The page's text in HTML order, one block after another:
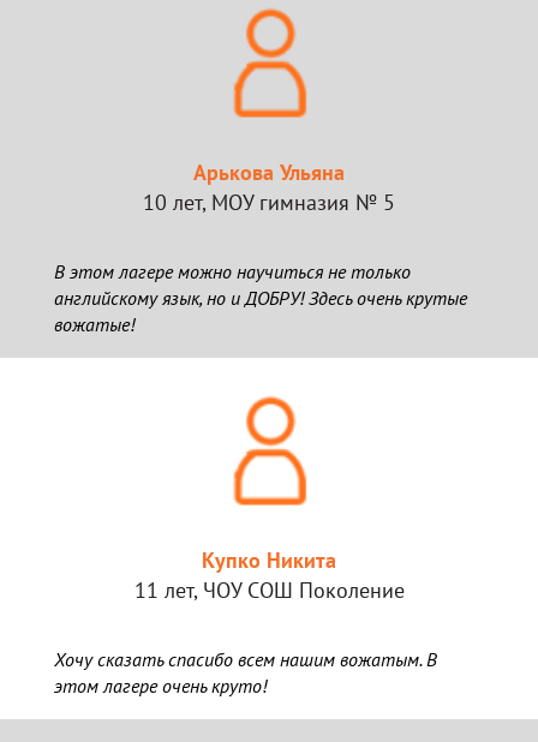
Арькова Ульяна
10 лет, МОУ гимназия № 5
В этом лагере можно научиться не только
английскому язык, но и ДОБРУ! Здесь очень крутые
вожатые!
Купко Никита
11 лет, ЧОУ СОШ Поколение
Хочу сказать спасибо всем нашим вожатым. В
этом лагере очень круто!